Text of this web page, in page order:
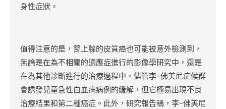
身性症狀。
值得注意的是，腎上腺的皮質癌也可能被意外檢測到，
無論是在為不相關的適應症進行的影像學研究中，還是
在為其他診斷進行的治療過程中。儘管李-佛美尼症候群
會誘發兒童急性白血病病例的緩解，但它極易出現不良
治療結果和第二種癌症。此外，研究報告稱，李-佛美尼